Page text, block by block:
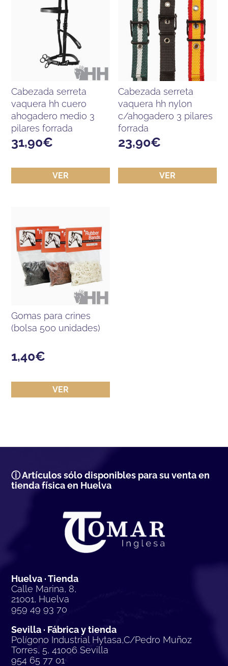
cabezada serreta
vaquera hh cuero
ahogadero medio 3
pilares forrada
31,90€
VER
cabezada serreta
vaquera hh nylon
c/ahogadero 3 pilares
forrada
23,90€
VER
gomas para crines
(bolsa 500 unidades)
1,40€
VER
ⓘ Artículos sólo disponibles para su venta en
tienda física en Huelva
Huelva · Tienda
Calle Marina, 8,
21001, Huelva
959 49 93 70
Sevilla · Fábrica y tienda
Polígono Industrial Hytasa,C/Pedro Muñoz
Torres, 5, 41006 Sevilla
954 65 77 01